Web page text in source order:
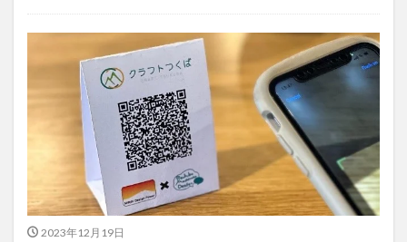
2023年12月19日